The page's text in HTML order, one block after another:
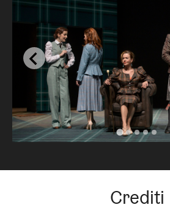
Crediti